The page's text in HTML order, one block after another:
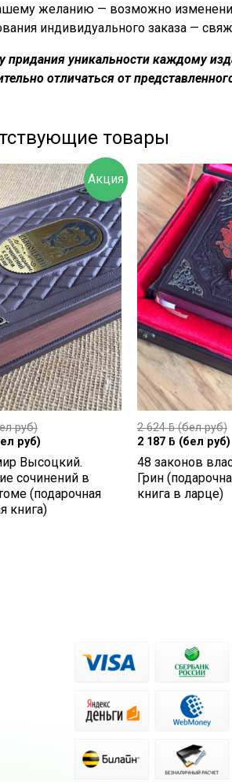
желанию — возможно
индивидуального заказа —
придания уникальности каждому
отличаться от
товары
Акция
руб)
руб)
Высоцкий.
сочинений в
(подарочная
книга)
2 624ƃ(бел руб)
2 187 ƃ (бел руб)
48 законов
Грин
книга в ларце)